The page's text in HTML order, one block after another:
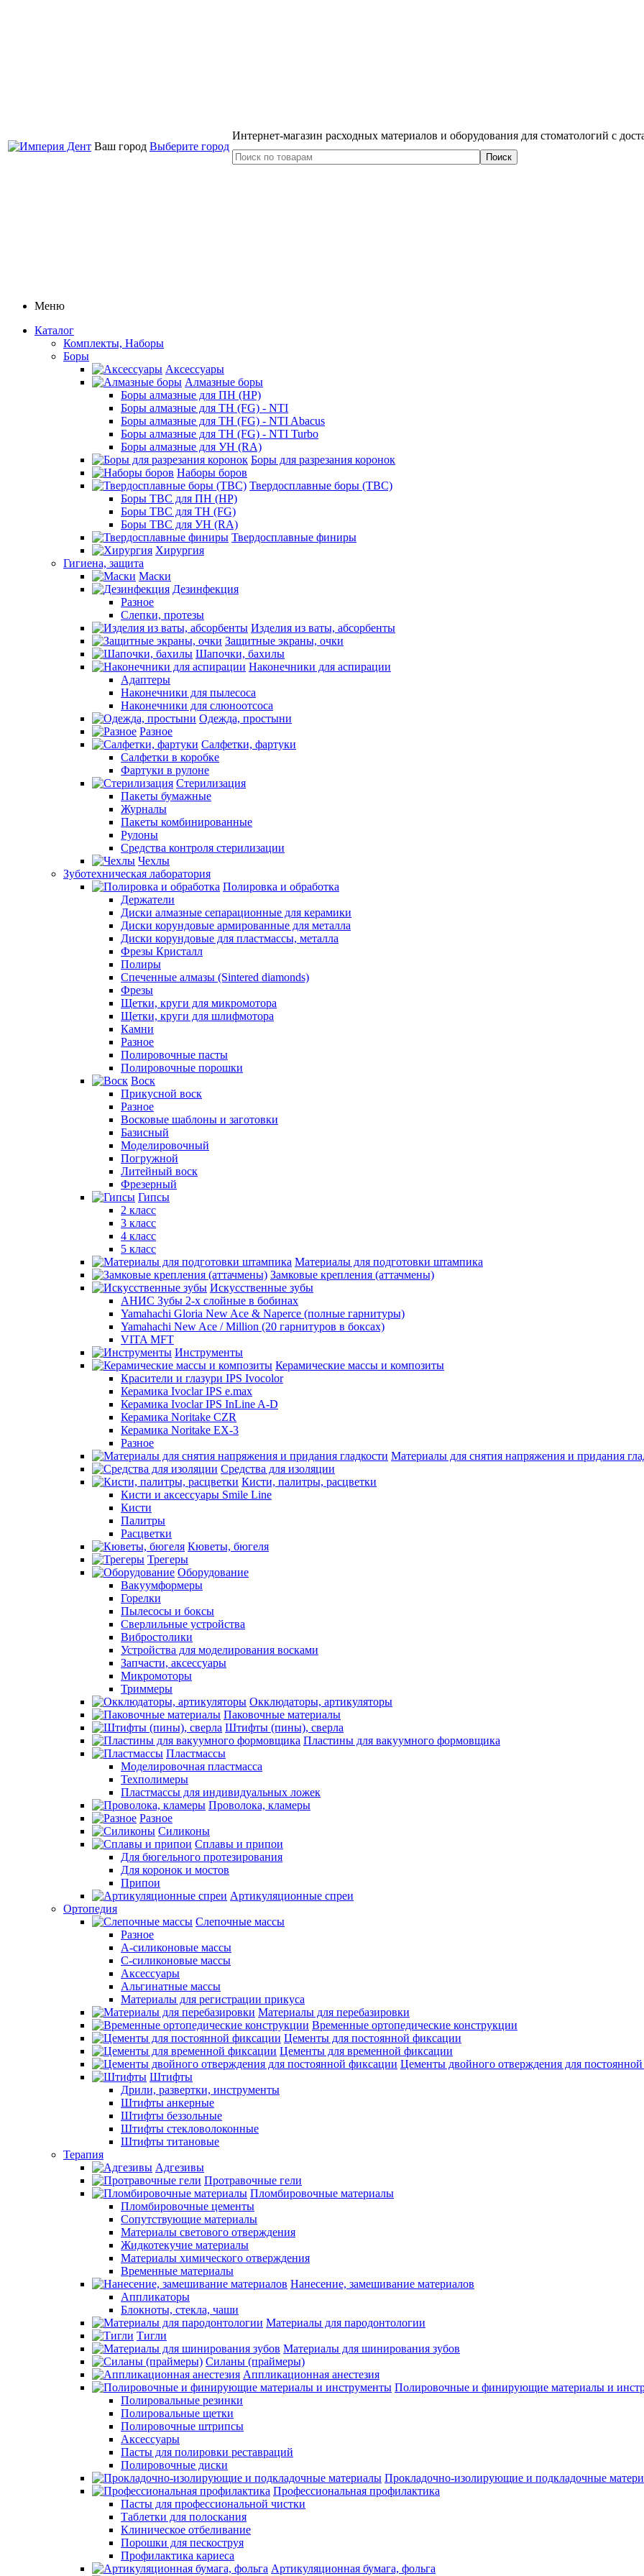
Ваш город Выберите город
Интернет-магазин расходных материалов и оборудования для стоматологий с
Меню
Каталог
Комплекты, Наборы
Боры
Аксессуары
Алмазные боры
Боры алмазные для ПН (HP)
Боры алмазные для ТН (FG) - NTI
Боры алмазные для ТН (FG) - NTI Abacus
Боры алмазные для ТН (FG) - NTI Turbo
Боры алмазные для УН (RA)
Боры для разрезания коронок
Наборы боров
Твердосплавные боры (ТВС)
Боры ТВС для ПН (HP)
Боры ТВС для ТН (FG)
Боры ТВС для УН (RA)
Твердосплавные финиры
Хирургия
Гигиена, защита
Маски
Дезинфекция
Разное
Слепки, протезы
Изделия из ваты, абсорбенты
Защитные экраны, очки
Шапочки, бахилы
Наконечники для аспирации
Адаптеры
Наконечники для пылесоса
Наконечники для слюноотсоса
Одежда, простыни
Разное
Салфетки, фартуки
Салфетки в коробке
Фартуки в рулоне
Стерилизация
Пакеты бумажные
Журналы
Пакеты комбинированные
Рулоны
Средства контроля стерилизации
Чехлы
Зуботехническая лаборатория
Полировка и обработка
Держатели
Диски алмазные сепарационные для керамики
Диски корундовые армированные для металла
Диски корундовые для пластмассы, металла
Фрезы Кристалл
Полиры
Спеченные алмазы (Sintered diamonds)
Фрезы
Щетки, круги для микромотора
Щетки, круги для шлифмотора
Камни
Разное
Полировочные пасты
Полировочные порошки
Воск
Прикусной воск
Разное
Восковые шаблоны и заготовки
Базисный
Моделировочный
Погружной
Литейный воск
Фрезерный
Гипсы
2 класс
3 класс
4 класс
5 класс
Материалы для подготовки штампика
Замковые крепления (аттачмены)
Искусственные зубы
АНИС Зубы 2-х слойные в бобинах
Yamahachi Gloria New Ace & Naperce (полные гарнитуры)
Yamahachi New Ace / Million (20 гарнитуров в боксах)
VITA MFT
Инструменты
Керамические массы и композиты
Красители и глазури IPS Ivocolor
Керамика Ivoclar IPS e.max
Керамика Ivoclar IPS InLine A-D
Керамика Noritake CZR
Керамика Noritake EX-3
Разное
Материалы для снятия напряжения и придания
Средства для изоляции
Кисти, палитры, расцветки
Кисти и аксессуары Smile Line
Кисти
Палитры
Расцветки
Кюветы, бюгеля
Трегеры
Оборудование
Вакуумформеры
Горелки
Пылесосы и боксы
Сверлильные устройства
Вибростолики
Устройства для моделирования восками
Запчасти, аксессуары
Микромоторы
Триммеры
Окклюдаторы, артикуляторы
Паковочные материалы
Штифты (пины), сверла
Пластины для вакуумного формовщика
Пластмассы
Моделировочная пластмасса
Техполимеры
Пластмассы для индивидуальных ложек
Проволока, кламеры
Разное
Силиконы
Сплавы и припои
Для бюгельного протезирования
Для коронок и мостов
Припои
Артикуляционные спреи
Ортопедия
Слепочные массы
Разное
А-силиконовые массы
С-силиконовые массы
Аксессуары
Альгинатные массы
Материалы для регистрации прикуса
Материалы для перебазировки
Временные ортопедические конструкции
Цементы для постоянной фиксации
Цементы для временной фиксации
Цементы двойного отверждения для
Штифты
Дрили, развертки, инструменты
Штифты анкерные
Штифты беззольные
Штифты стекловолоконные
Штифты титановые
Терапия
Адгезивы
Протравочные гели
Пломбировочные материалы
Пломбировочные цементы
Сопутствующие материалы
Материалы светового отверждения
Жидкотекучие материалы
Материалы химического отверждения
Временные материалы
Нанесение, замешивание материалов
Аппликаторы
Блокноты, стекла, чаши
Материалы для пародонтологии
Тигли
Материалы для шинирования зубов
Силаны (праймеры)
Аппликационная анестезия
Полировочные и финирующие материалы и
Полировальные резинки
Полировальные щетки
Полировочные штрипсы
Аксессуары
Пасты для полировки реставраций
Полировочные диски
Прокладочно-изолирующие и подкладочные
Профессиональная профилактика
Пасты для профессиональной чистки
Таблетки для полоскания
Клиническое отбеливание
Порошки для пескоструя
Профилактика кариеса
Артикуляционная бумага, фольга